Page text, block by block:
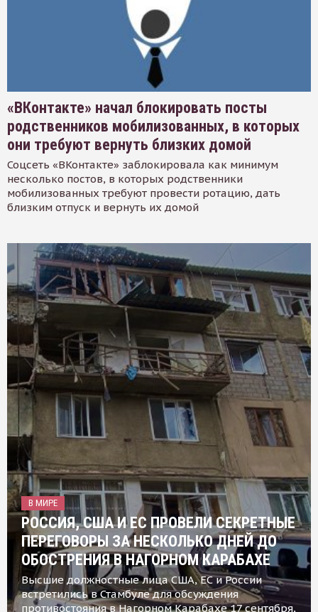
«ВКонтакте» начал блокировать посты
родственников мобилизованных, в которых
они требуют вернуть близких домой
Соцсеть «ВКонтакте» заблокировала как минимум
несколько постов, в которых родственники
мобилизованных требуют провести ротацию, дать
близким отпуск и вернуть их домой
В МИРЕ
РОССИЯ, США И ЕС ПРОВЕЛИ СЕКРЕТНЫЕ
ПЕРЕГОВОРЫ ЗА НЕСКОЛЬКО ДНЕЙ ДО
ОБОСТРЕНИЯ В НАГОРНОМ КАРАБАХЕ
Высшие должностные лица США, ЕС и России
встретились в Стамбуле для обсуждения
противостояния в Нагорном Карабахе 17 сентября,